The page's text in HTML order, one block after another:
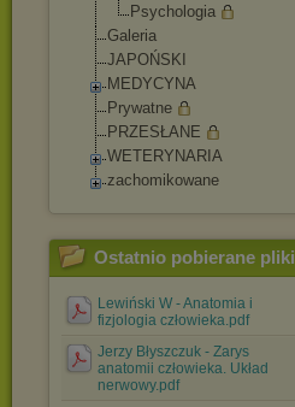
Psychologia
Galeria
JAPOŃSKI
MEDYCYNA
Prywatne
PRZESŁANE
WETERYNARIA
zachomikowane
Ostatnio pobierane pliki
Lewiński W - Anatomia i
fizjologia człowieka.pdf
Jerzy Błyszczuk - Zarys
anatomii człowieka. Układ
nerwowy.pdf